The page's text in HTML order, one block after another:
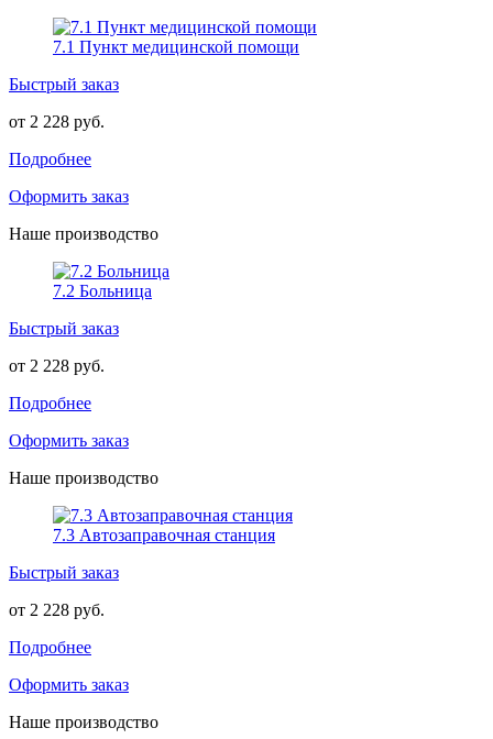
7.1 Пункт медицинской помощи
Быстрый заказ
от 2 228 руб.
Подробнее
Оформить заказ
Наше производство
7.2 Больница
Быстрый заказ
от 2 228 руб.
Подробнее
Оформить заказ
Наше производство
7.3 Автозаправочная станция
Быстрый заказ
от 2 228 руб.
Подробнее
Оформить заказ
Наше производство